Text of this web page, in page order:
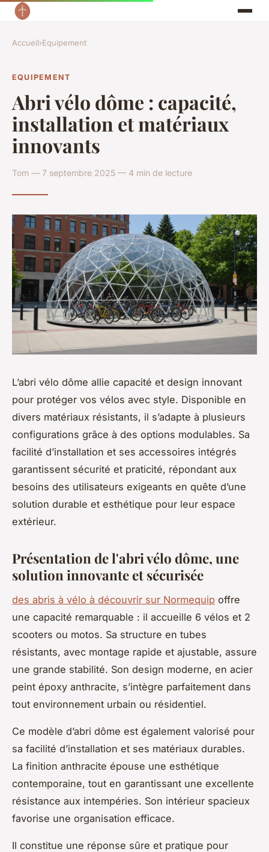
Accueil›Equipement
EQUIPEMENT
Abri vélo dôme : capacité,
installation et matériaux
innovants
Tom — 7 septembre 2025 — 4 min de lecture
L’abri vélo dôme allie capacité et design innovant
pour protéger vos vélos avec style. Disponible en
divers matériaux résistants, il s’adapte à plusieurs
configurations grâce à des options modulables. Sa
facilité d’installation et ses accessoires intégrés
garantissent sécurité et praticité, répondant aux
besoins des utilisateurs exigeants en quête d’une
solution durable et esthétique pour leur espace
extérieur.
Présentation de l'abri vélo dôme, une
solution innovante et sécurisée
des abris à vélo à découvrir sur Normequip offre
une capacité remarquable : il accueille 6 vélos et 2
scooters ou motos. Sa structure en tubes
résistants, avec montage rapide et ajustable, assure
une grande stabilité. Son design moderne, en acier
peint époxy anthracite, s’intègre parfaitement dans
tout environnement urbain ou résidentiel.
Ce modèle d’abri dôme est également valorisé pour
sa facilité d’installation et ses matériaux durables.
La finition anthracite épouse une esthétique
contemporaine, tout en garantissant une excellente
résistance aux intempéries. Son intérieur spacieux
favorise une organisation efficace.
Il constitue une réponse sûre et pratique pour